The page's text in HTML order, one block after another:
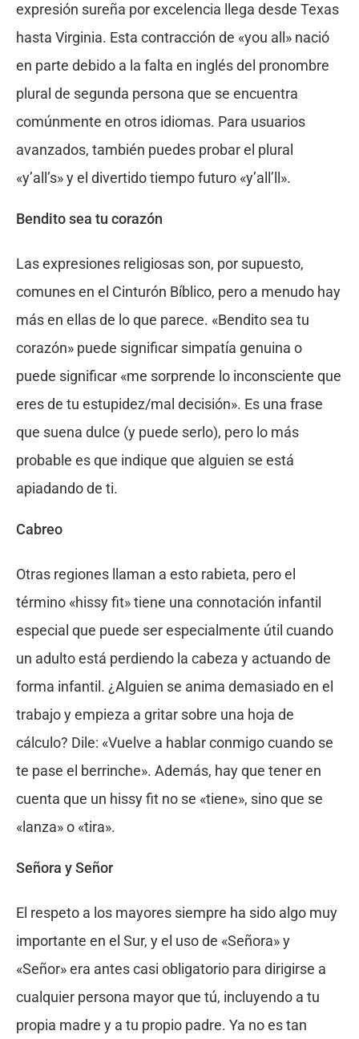
expresión sureña por excelencia llega desde Texas
hasta Virginia. Esta contracción de «you all» nació
en parte debido a la falta en inglés del pronombre
plural de segunda persona que se encuentra
comúnmente en otros idiomas. Para usuarios
avanzados, también puedes probar el plural
«y’all’s» y el divertido tiempo futuro «y’all’ll».
Bendito sea tu corazón
Las expresiones religiosas son, por supuesto,
comunes en el Cinturón Bíblico, pero a menudo hay
más en ellas de lo que parece. «Bendito sea tu
corazón» puede significar simpatía genuina o
puede significar «me sorprende lo inconsciente que
eres de tu estupidez/mal decisión». Es una frase
que suena dulce (y puede serlo), pero lo más
probable es que indique que alguien se está
apiadando de ti.
Cabreo
Otras regiones llaman a esto rabieta, pero el
término «hissy fit» tiene una connotación infantil
especial que puede ser especialmente útil cuando
un adulto está perdiendo la cabeza y actuando de
forma infantil. ¿Alguien se anima demasiado en el
trabajo y empieza a gritar sobre una hoja de
cálculo? Dile: «Vuelve a hablar conmigo cuando se
te pase el berrinche». Además, hay que tener en
cuenta que un hissy fit no se «tiene», sino que se
«lanza» o «tira».
Señora y Señor
El respeto a los mayores siempre ha sido algo muy
importante en el Sur, y el uso de «Señora» y
«Señor» era antes casi obligatorio para dirigirse a
cualquier persona mayor que tú, incluyendo a tu
propia madre y a tu propio padre. Ya no es tan